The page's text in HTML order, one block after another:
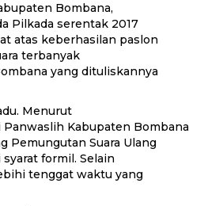
Bombana,
Pilkada serentak 2017
atas keberhasilan paslon
terbanyak
yang dituliskannya
Menurut
Kabupaten Bombana
Pemungutan Suara Ulang
formil. Selain
tenggat waktu yang